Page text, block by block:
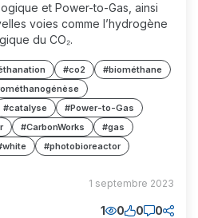
et Power-to-Gas, ainsi
voies comme l’hydrogène
du CO₂.
#co2
#biométhane
#catalyse
#Power-to-Gas
#CarbonWorks
#gas
#photobioreactor
1 septembre 2023
1 0 0 0